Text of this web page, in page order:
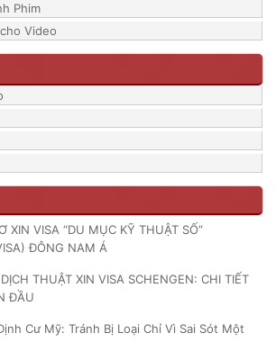
Phim
Video
XIN VISA “DU MỤC KỸ THUẬT SỐ”
ĐÔNG NAM Á
THUẬT XIN VISA SCHENGEN: CHI TIẾT
ĐẦU
Cư Mỹ: Tránh Bị Loại Chỉ Vì Sai Sót Một